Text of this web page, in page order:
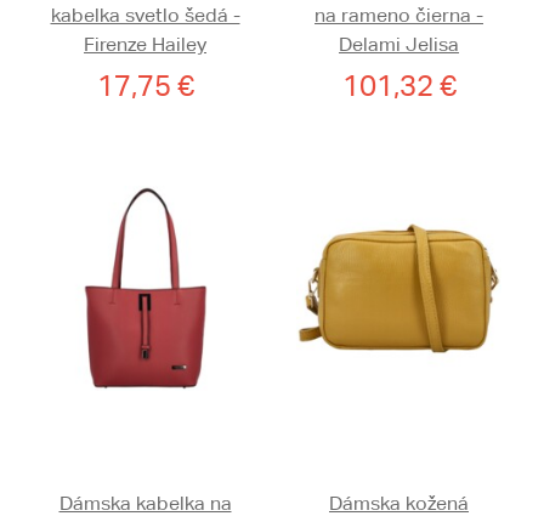
kabelka svetlo šedá -
Firenze Hailey
17,75 €
na rameno čierna -
Delami Jelisa
101,32 €
Dámska kabelka na
Dámska kožená